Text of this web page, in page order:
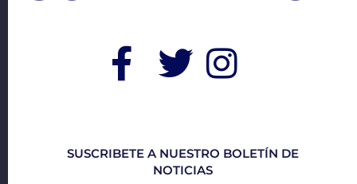
SUSCRIBETE A NUESTRO BOLETÍN DE
NOTICIAS